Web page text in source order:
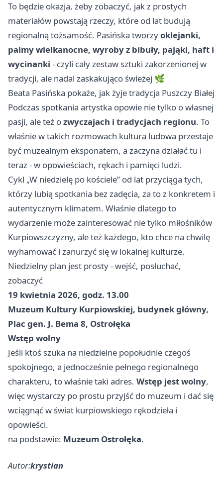
To będzie okazja, żeby zobaczyć, jak z prostych
materiałów powstają rzeczy, które od lat budują
regionalną tożsamość. Pasińska tworzyoklejanki,
palmy wielkanocne, wyroby z bibuły, pająki, haft i
wycinanki - czyli cały zestaw sztuki zakorzenionej w
tradycji, ale nadal zaskakująco świeżej 🌿
Beata Pasińska pokaże, jak żyje tradycja Puszczy Białej
Podczas spotkania artystka opowie nie tylko o własnej
pasji, ale też ozwyczajach i tradycjach regionu. To
właśnie w takich rozmowach kultura ludowa przestaje
być muzealnym eksponatem, a zaczyna działać tu i
teraz - w opowieściach, rękach i pamięci ludzi.
Cykl „W niedzielę po kościele” od lat przyciąga tych,
którzy lubią spotkania bez zadęcia, za to z konkretem i
autentycznym klimatem. Właśnie dlatego to
wydarzenie może zainteresować nie tylko miłośników
Kurpiowszczyzny, ale też każdego, kto chce na chwilę
wyhamować i zanurzyć się w lokalnej kulturze.
Niedzielny plan jest prosty - wejść, posłuchać,
zobaczyć
19 kwietnia 2026, godz. 13.00
Muzeum Kultury Kurpiowskiej, budynek główny,
Plac gen. J. Bema 8, Ostrołęka
Wstęp wolny
Jeśli ktoś szuka na niedzielne popołudnie czegoś
spokojnego, a jednocześnie pełnego regionalnego
charakteru, to właśnie taki adres. Wstęp jest wolny,
więc wystarczy po prostu przyjść do muzeum i dać się
wciągnąć w świat kurpiowskiego rękodzieła i
opowieści.
na podstawie: Muzeum Ostrołęka.
Autor:krystian